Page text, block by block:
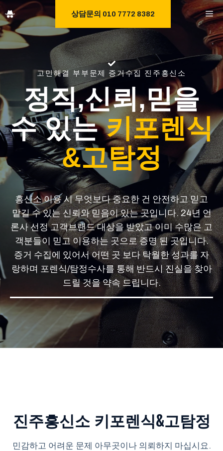
to
content
상담문의 010 7772 8382
고민해결 부부문제 증거수집 진주흥신소
정직,신뢰,믿을
수 있는키포렌식
&고탐정
흥신소 이용 시 무엇보다 중요한 건 안전하고 믿고
맡길 수 있는 신뢰와 믿음이 있는 곳입니다. 24년 언
론사 선정 고객브랜드 대상을 받았고 이미 수많은 고
객분들이 믿고 이용하는 곳으로 증명 된 곳입니다.
증거 수집에 있어서 어떤 곳 보다 탁월한 성과를 자
랑하며 포렌식/탐정수사를 통해 반드시 진실을 찾아
드릴 것을 약속 드립니다.
진주흥신소 키포렌식&고탐정
민감하고 어려운 문제 아무곳이나 의뢰하지 마십시요.